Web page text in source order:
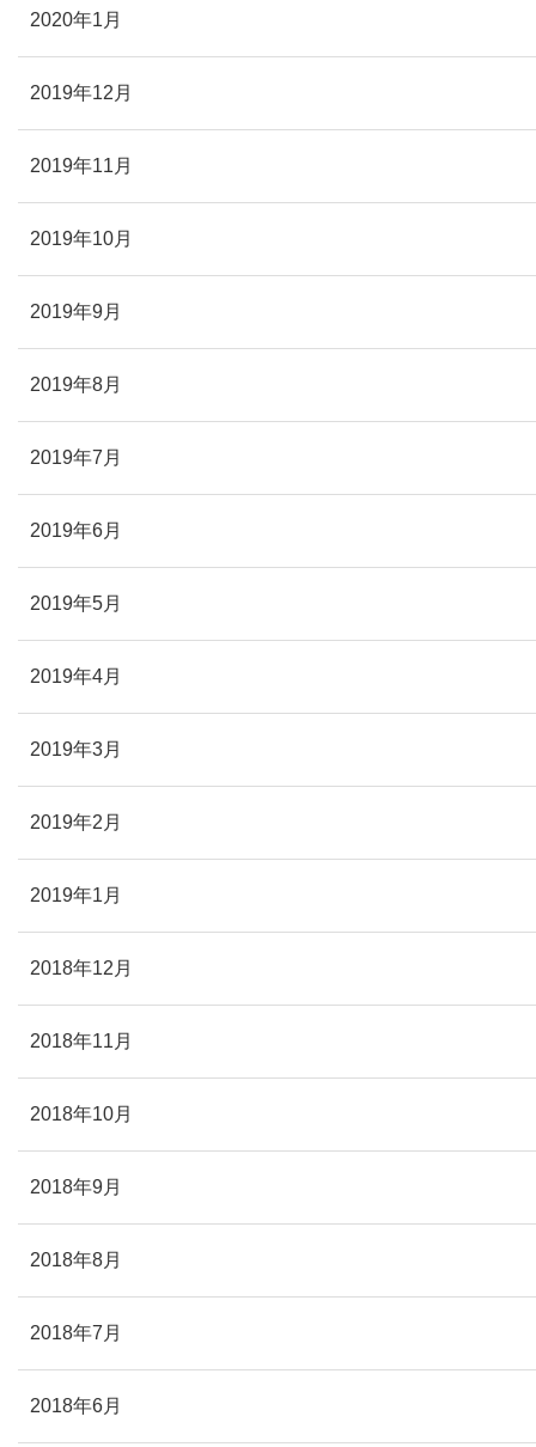
2020年1月
2019年12月
2019年11月
2019年10月
2019年9月
2019年8月
2019年7月
2019年6月
2019年5月
2019年4月
2019年3月
2019年2月
2019年1月
2018年12月
2018年11月
2018年10月
2018年9月
2018年8月
2018年7月
2018年6月